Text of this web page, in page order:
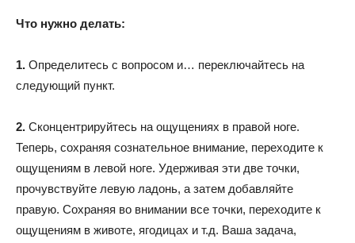
Что нужно делать:
1. Определитесь с вопросом и… переключайтесь на
следующий пункт.
2. Сконцентрируйтесь на ощущениях в правой ноге.
Теперь, сохраняя сознательное внимание, переходите к
ощущениям в левой ноге. Удерживая эти две точки,
прочувствуйте левую ладонь, а затем добавляйте
правую. Сохраняя во внимании все точки, переходите к
ощущениям в животе, ягодицах и т.д. Ваша задача,